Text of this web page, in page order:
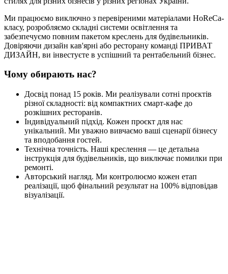
Ми працюємо виключно з перевіреними матеріалами HoReCa-
класу, розробляємо складні системи освітлення та
забезпечуємо повним пакетом креслень для будівельників.
Довіряючи дизайн кав'ярні або ресторану команді ПРИВАТ
ДИЗАЙН, ви інвестуєте в успішний та рентабельний бізнес.
Чому обирають нас?
Досвід понад 15 років. Ми реалізували сотні проєктів
різної складності: від компактних смарт-кафе до
розкішних ресторанів.
Індивідуальний підхід. Кожен проєкт для нас
унікальний. Ми уважно вивчаємо ваші сценарії бізнесу
та вподобання гостей.
Технічна точність. Наші креслення — це детальна
інструкція для будівельників, що виключає помилки при
ремонті.
Авторський нагляд. Ми контролюємо кожен етап
реалізації, щоб фінальний результат на 100% відповідав
візуалізації.